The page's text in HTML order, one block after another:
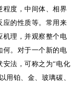
程度，中间体、相界
应的性质等。常用来
机理，并观察整个电
何。对于一个新的电
安法，可称之为“电化
用铂、金、玻璃碳、